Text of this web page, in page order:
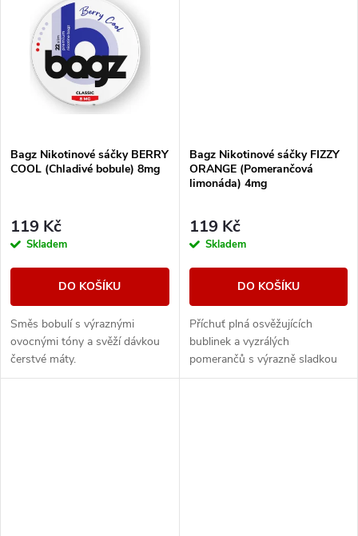
Bagz Nikotinové sáčky BERRY
COOL (Chladivé bobule) 8mg
119 Kč
Skladem
DO KOŠÍKU
Směs bobulí s výraznými
ovocnými tóny a svěží dávkou
čerstvé máty.
Bagz Nikotinové sáčky FIZZY
ORANGE (Pomerančová
limonáda) 4mg
119 Kč
Skladem
DO KOŠÍKU
Příchuť plná osvěžujících
bublinek a vyzrálých
pomerančů s výrazně sladkou
chutí.